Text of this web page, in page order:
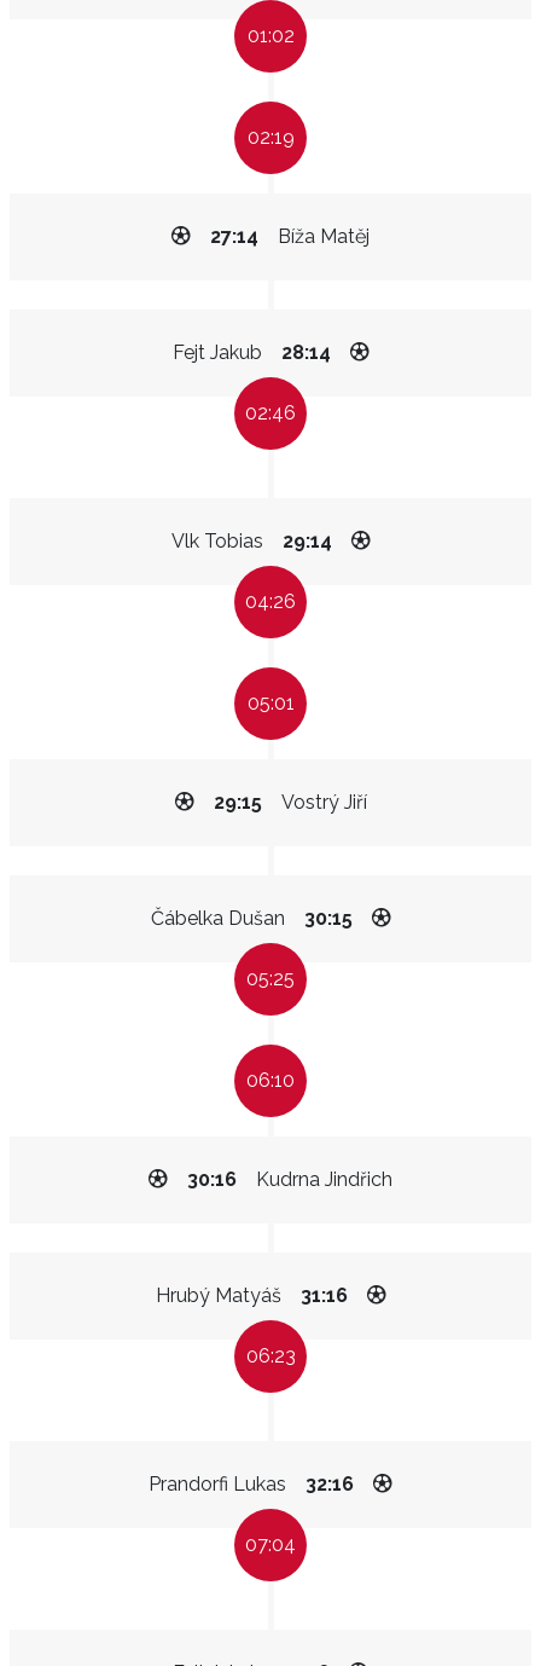
01:02
02:19
Bíža Matěj
27:14
Fejt Jakub 28:14
02:46
Vlk Tobias 29:14
04:26
05:01
Vostrý Jiří
29:15
Čábelka Dušan 30:15
05:25
06:10
Kudrna Jindřich
30:16
Hrubý Matyáš 31:16
06:23
Prandorfi Lukas 32:16
07:04